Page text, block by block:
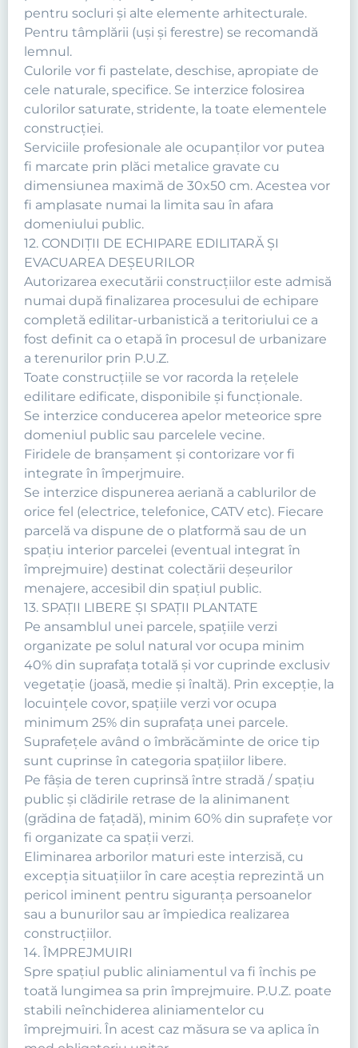
pentru socluri şi alte elemente arhitecturale.
Pentru tâmplării (uşi şi ferestre) se recomandă
lemnul.
Culorile vor fi pastelate, deschise, apropiate de
cele naturale, specifice. Se interzice folosirea
culorilor saturate, stridente, la toate elementele
construcţiei.
Serviciile profesionale ale ocupanţilor vor putea
fi marcate prin plăci metalice gravate cu
dimensiunea maximă de 30x50 cm. Acestea vor
fi amplasate numai la limita sau în afara
domeniului public.
12. CONDIŢII DE ECHIPARE EDILITARĂ ŞI
EVACUAREA DEŞEURILOR
Autorizarea executării construcţiilor este admisă
numai după finalizarea procesului de echipare
completă edilitar-urbanistică a teritoriului ce a
fost definit ca o etapă în procesul de urbanizare
a terenurilor prin P.U.Z.
Toate construcţiile se vor racorda la reţelele
edilitare edificate, disponibile şi funcţionale.
Se interzice conducerea apelor meteorice spre
domeniul public sau parcelele vecine.
Firidele de branşament şi contorizare vor fi
integrate în împerjmuire.
Se interzice dispunerea aeriană a cablurilor de
orice fel (electrice, telefonice, CATV etc). Fiecare
parcelă va dispune de o platformă sau de un
spaţiu interior parcelei (eventual integrat în
împrejmuire) destinat colectării deşeurilor
menajere, accesibil din spaţiul public.
13. SPAŢII LIBERE ŞI SPAŢII PLANTATE
Pe ansamblul unei parcele, spaţiile verzi
organizate pe solul natural vor ocupa minim
40% din suprafaţa totală şi vor cuprinde exclusiv
vegetaţie (joasă, medie şi înaltă). Prin excepţie, la
locuinţele covor, spaţiile verzi vor ocupa
minimum 25% din suprafaţa unei parcele.
Suprafeţele având o îmbrăcăminte de orice tip
sunt cuprinse în categoria spaţiilor libere.
Pe fâşia de teren cuprinsă între stradă / spaţiu
public şi clădirile retrase de la alinimanent
(grădina de faţadă), minim 60% din suprafeţe vor
fi organizate ca spaţii verzi.
Eliminarea arborilor maturi este interzisă, cu
excepţia situaţiilor în care aceştia reprezintă un
pericol iminent pentru siguranţa persoanelor
sau a bunurilor sau ar împiedica realizarea
construcţiilor.
14. ÎMPREJMUIRI
Spre spaţiul public aliniamentul va fi închis pe
toată lungimea sa prin împrejmuire. P.U.Z. poate
stabili neînchiderea aliniamentelor cu
împrejmuiri. În acest caz măsura se va aplica în